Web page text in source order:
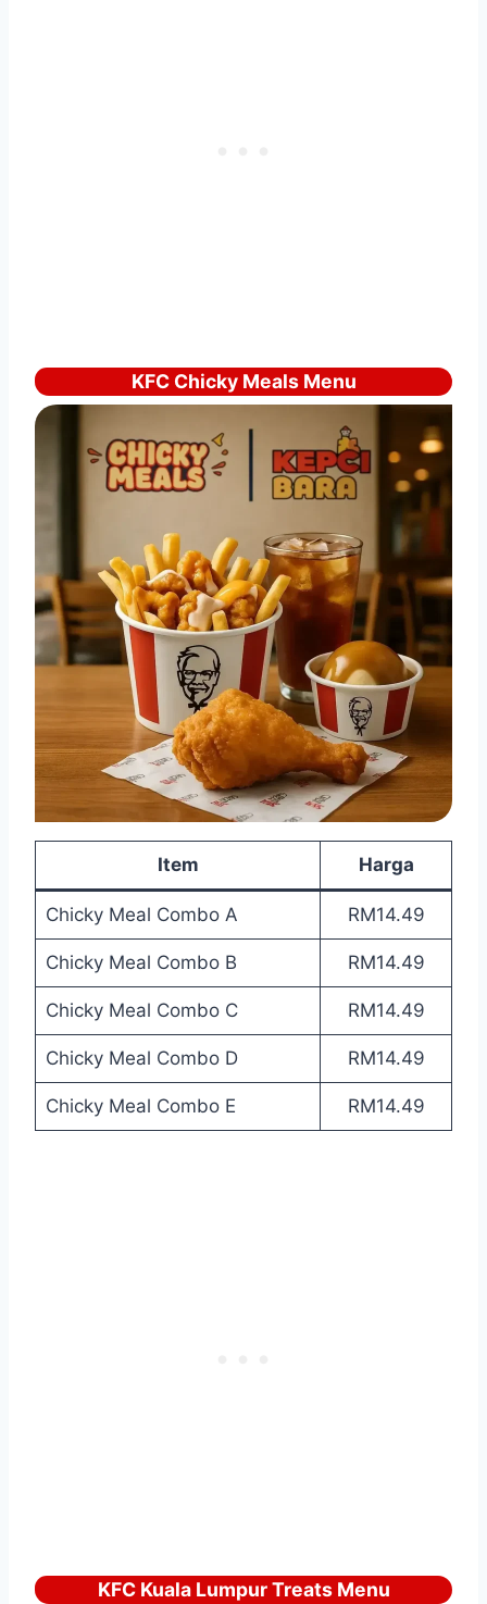
KFC Chicky Meals Menu
Item Harga
Chicky Meal Combo A RM14.49
Chicky Meal Combo B RM14.49
Chicky Meal Combo C RM14.49
Chicky Meal Combo D RM14.49
Chicky Meal Combo E RM14.49
KFC Kuala Lumpur Treats Menu